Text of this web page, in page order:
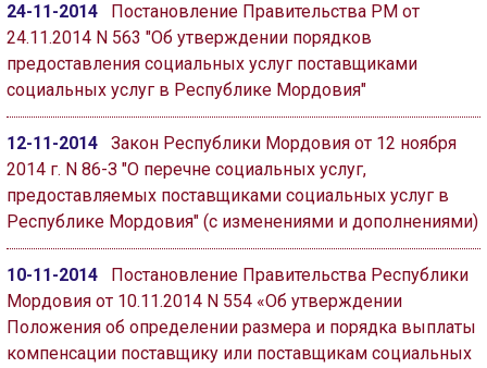
24-11-2014
Постановление Правительства РМ от
24.11.2014 N 563 "Об утверждении порядков
предоставления социальных услуг поставщиками
социальных услуг в Республике Мордовия"
12-11-2014
Закон Республики Мордовия от 12 ноября
2014 г. N 86-З "О перечне социальных услуг,
предоставляемых поставщиками социальных услуг в
Республике Мордовия" (с изменениями и дополнениями)
10-11-2014
Постановление Правительства Республики
Мордовия от 10.11.2014 N 554 «Об утверждении
Положения об определении размера и порядка выплаты
компенсации поставщику или поставщикам социальных